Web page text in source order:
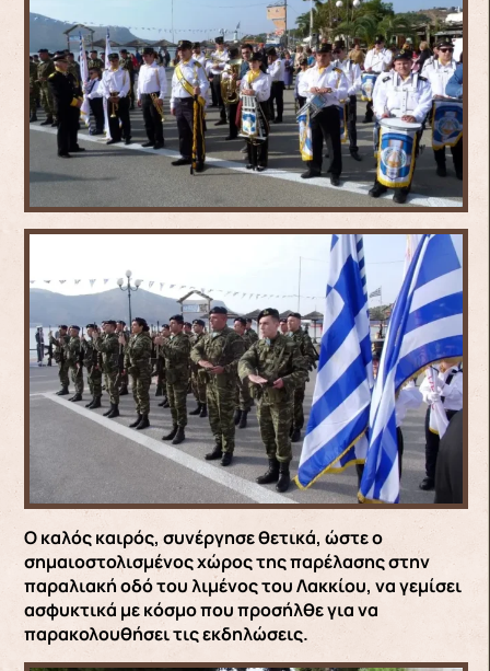
Ο καλός καιρός, συνέργησε θετικά, ώστε ο
σημαιοστολισμένος χώρος της παρέλασης στην
παραλιακή οδό του λιμένος του Λακκίου, να γεμίσει
ασφυκτικά με κόσμο που προσήλθε για να
παρακολουθήσει τις εκδηλώσεις.